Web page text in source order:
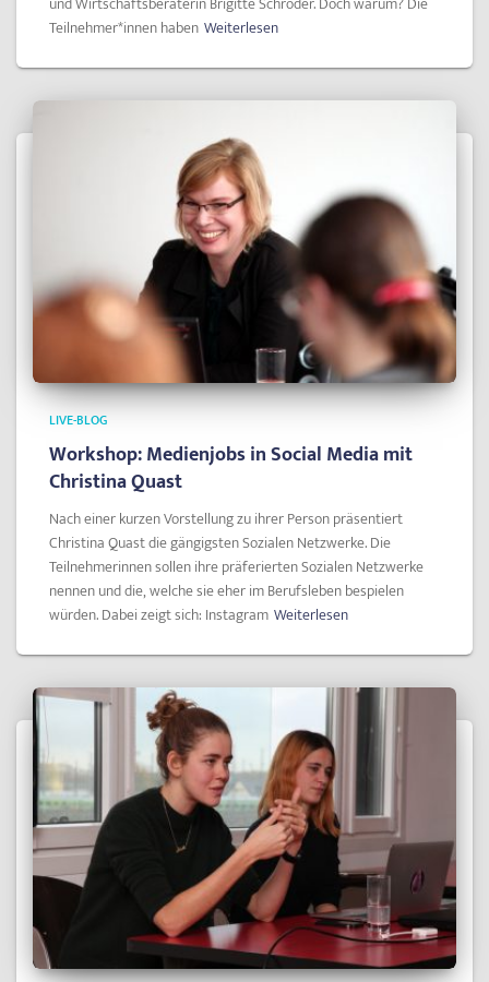
Teilnehmer*innen haben Weiterlesen
LIVE-BLOG
Workshop: Medienjobs in Social Media mit
Christina Quast
Nach einer kurzen Vorstellung zu ihrer Person präsentiert
Christina Quast die gängigsten Sozialen Netzwerke. Die
Teilnehmerinnen sollen ihre präferierten Sozialen Netzwerke
nennen und die, welche sie eher im Berufsleben bespielen
würden. Dabei zeigt sich: Instagram Weiterlesen